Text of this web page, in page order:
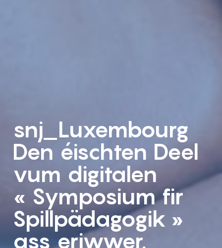
snj_Luxembourg
Den éischten Deel
vum digitalen
« Symposium fir
Spillpädagogik »
ass eriwwer.